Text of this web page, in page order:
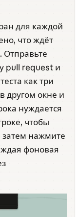
для каждой
что ждёт
Отправьте
pull request и
как три
другом окне и
нуждается
чтобы
затем нажмите
фоновая